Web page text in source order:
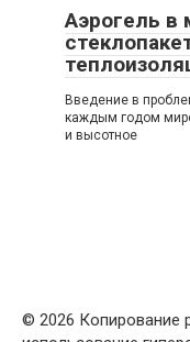
Аэрогель в
Введение в
каждым годом
и высотное
© 2026 Копирование